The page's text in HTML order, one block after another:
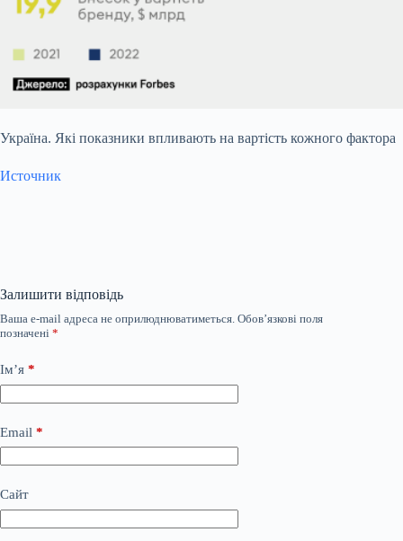
Україна. Які показники впливають на вартість кожного фактора
Источник
Залишити відповідь
Ваша e-mail адреса не оприлюднюватиметься. Обов’язкові поля
позначені *
Ім’я *
Email *
Сайт